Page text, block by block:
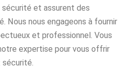
et assurent des
Nous nous engageons à fournir
et professionnel. Vous
expertise pour vous offrir
sécurité.